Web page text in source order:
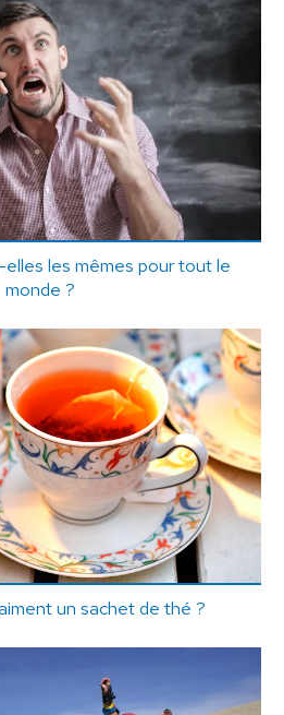
les mêmes pour tout le
monde ?
un sachet de thé ?